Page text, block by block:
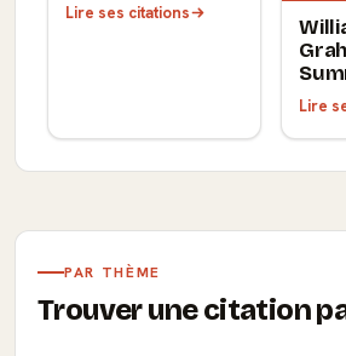
Lire ses citations
Lire
PAR THÈME
Trouver une citation